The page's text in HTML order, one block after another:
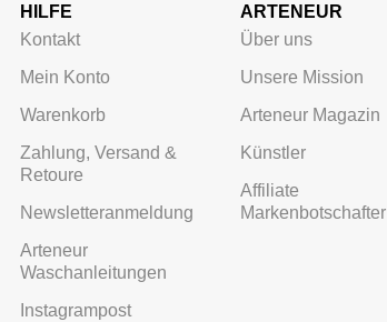
HILFE
Kontakt
Mein Konto
Warenkorb
Zahlung, Versand &
Retoure
Newsletteranmeldung
Arteneur
Waschanleitungen
Instagrampost
ARTENEUR
Über uns
Unsere Mission
Arteneur Magazin
Künstler
Affiliate
Markenbotschafter